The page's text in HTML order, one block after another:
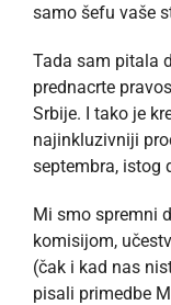
samo šefu vaše
Tada sam pitala
prednacrte
Srbije. I tako je
najinkluzivniji
septembra, istog
Mi smo spremni
komisijom,
(čak i kad nas
pisali primedbe